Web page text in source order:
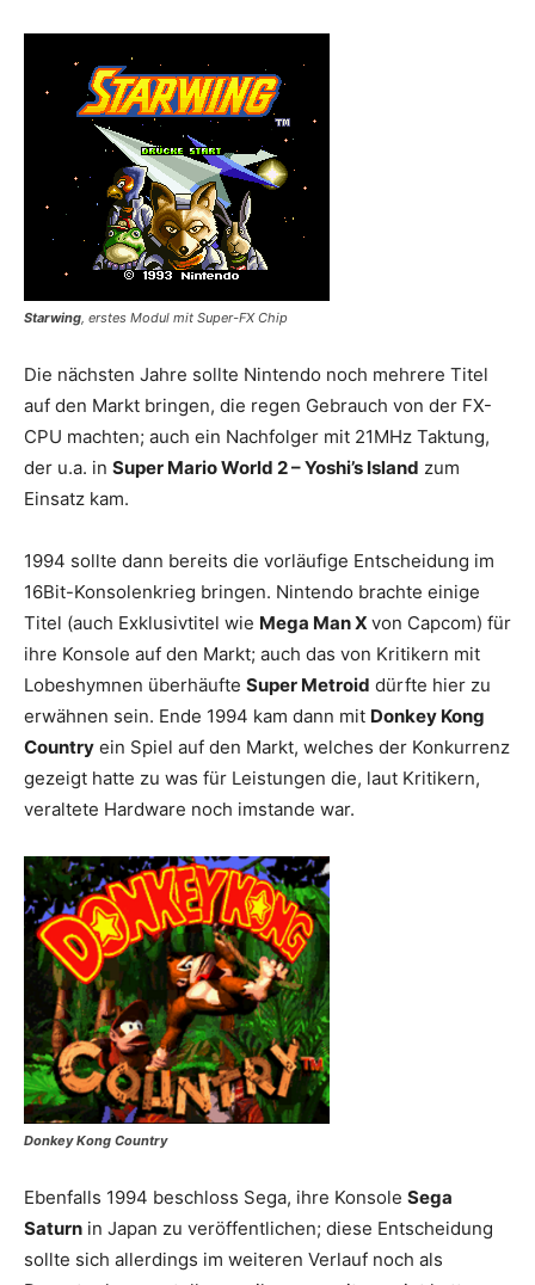
Starwing, erstes Modul mit Super-FX Chip
Die nächsten Jahre sollte Nintendo noch mehrere Titel
auf den Markt bringen, die regen Gebrauch von der FX-
CPU machten; auch ein Nachfolger mit 21MHz Taktung,
der u.a. in Super Mario World 2 – Yoshi’s Island zum
Einsatz kam.
1994 sollte dann bereits die vorläufige Entscheidung im
16Bit-Konsolenkrieg bringen. Nintendo brachte einige
Titel (auch Exklusivtitel wie Mega Man X von Capcom) für
ihre Konsole auf den Markt; auch das von Kritikern mit
Lobeshymnen überhäufte Super Metroid dürfte hier zu
erwähnen sein. Ende 1994 kam dann mit Donkey Kong
Country ein Spiel auf den Markt, welches der Konkurrenz
gezeigt hatte zu was für Leistungen die, laut Kritikern,
veraltete Hardware noch imstande war.
Donkey Kong Country
Ebenfalls 1994 beschloss Sega, ihre Konsole Sega
Saturn in Japan zu veröffentlichen; diese Entscheidung
sollte sich allerdings im weiteren Verlauf noch als